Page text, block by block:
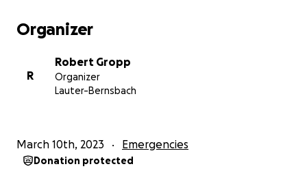
Schmerz noch die Trauer lindern, aber den Weg für
Constanze und ihre beiden Liebsten etwas
erleichtern.
Von Herzen nehmen wir Abschied - Lieber Eric - wir
Ruhe in Frieden ️
Organizer
R
Robert Gropp
Organizer
Lauter-Bernsbach
March 10th, 2023 Emergencies
Donation protected